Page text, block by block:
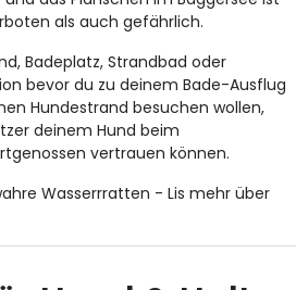
als auch gefährlich.
Badeplatz, Strandbad oder
bevor du zu deinem Bade-Ausflug
Hundestrand besuchen wollen,
deinem Hund beim
vertrauen können.
Wasserrratten - Lis mehr über